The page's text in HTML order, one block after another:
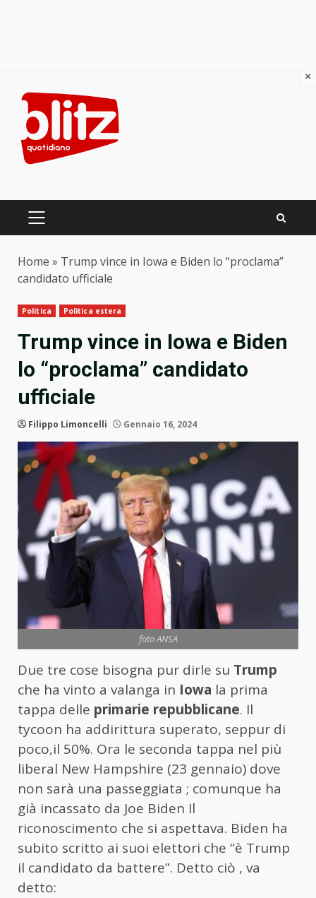
content
PRIMARY
Home » Trump vince in Iowa e Biden lo “proclama”
candidato ufficiale
Politica Politica estera
Trump vince in Iowa e Biden
lo “proclama” candidato
ufficiale
Filippo Limoncelli Gennaio 16, 2024
foto ANSA
Due tre cose bisogna pur dirle su Trump
che ha vinto a valanga in Iowa la prima
tappa delle primarie repubblicane. Il
tycoon ha addirittura superato, seppur di
poco,il 50%. Ora le seconda tappa nel più
liberal New Hampshire (23 gennaio) dove
non sarà una passeggiata ; comunque ha
già incassato da Joe Biden Il
riconoscimento che si aspettava. Biden ha
subito scritto ai suoi elettori che “è Trump
il candidato da battere”. Detto ciò , va
detto:
×